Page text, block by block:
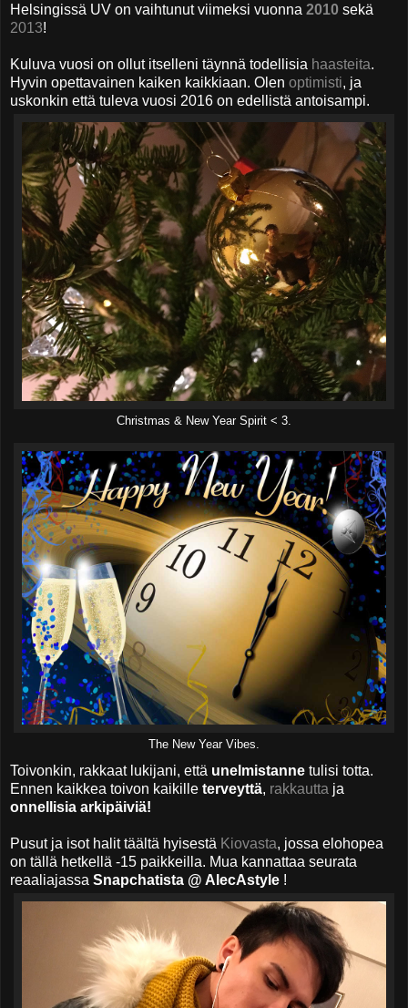
Helsingissä UV on vaihtunut viimeksi vuonna 2010 sekä
2013!
Kuluva vuosi on ollut itselleni täynnä todellisia haasteita.
Hyvin opettavainen kaiken kaikkiaan. Olen optimisti, ja
uskonkin että tuleva vuosi 2016 on edellistä antoisampi.
Christmas & New Year Spirit < 3.
The New Year Vibes.
Toivonkin, rakkaat lukijani, että unelmistanne tulisi totta.
Ennen kaikkea toivon kaikille terveyttä, rakkautta ja
onnellisia arkipäiviä!
Pusut ja isot halit täältä hyisestä Kiovasta, jossa elohopea
on tällä hetkellä -15 paikkeilla. Mua kannattaa seurata
reaaliajassa Snapchatista @ AlecAstyle !